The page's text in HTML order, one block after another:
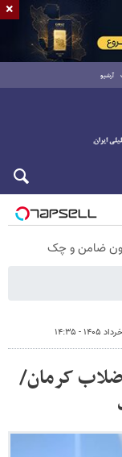
آرشیو
فاضلاب کرمان/
×